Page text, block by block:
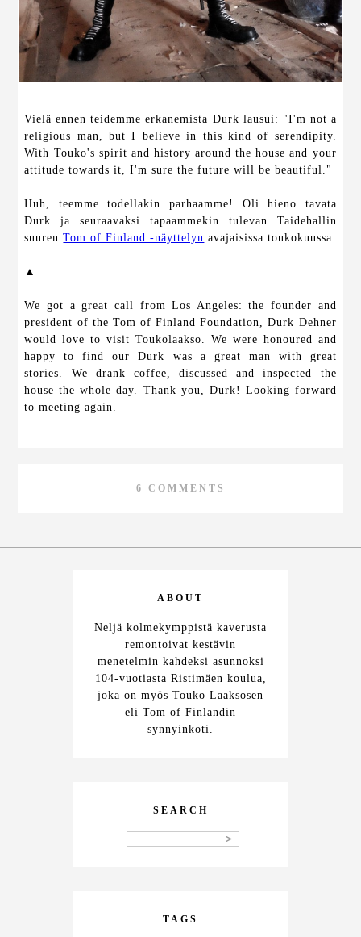
Vielä ennen teidemme erkanemista Durk lausui: "I'm not a
religious man, but I believe in this kind of serendipity.
With Touko's spirit and history around the house and your
attitude towards it, I'm sure the future will be beautiful."
Huh, teemme todellakin parhaamme! Oli hieno tavata
Durk ja seuraavaksi tapaammekin tulevan Taidehallin
suurenTom of Finland -näyttelyn avajaisissa toukokuussa.
▲
We got a great call from Los Angeles: the founder and
president of the Tom of Finland Foundation, Durk Dehner
would love to visit Toukolaakso. We were honoured and
happy to find our Durk was a great man with great
stories. We drank coffee, discussed and inspected the
house the whole day. Thank you, Durk! Looking forward
to meeting again.
6 COMMENTS
ABOUT
Neljä kolmekymppistä kaverusta
remontoivat kestävin
menetelmin kahdeksi asunnoksi
104-vuotiasta Ristimäen koulua,
joka on myös Touko Laaksosen
eli Tom of Finlandin
synnyinkoti.
SEARCH
TAGS